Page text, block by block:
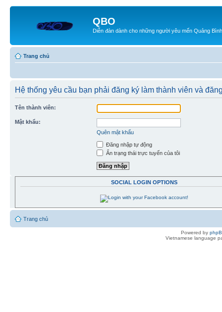
QBO
Diễn đàn dành cho những người yêu mến Quảng Bình
Trang chủ
Hệ thống yêu cầu bạn phải đăng ký làm thành viên và
Tên thành viên:
Mật khẩu:
Quên mật khẩu
Đăng nhập tự động
Ẩn trạng thái trực tuyến của tôi
SOCIAL LOGIN OPTIONS
Trang chủ
Powered by
Vietnamese language